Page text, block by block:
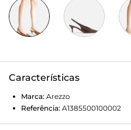
Características
Marca: Arezzo
Referência: A1385500100002